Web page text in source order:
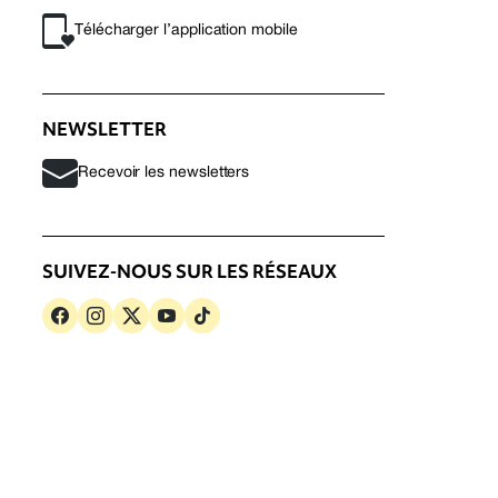
Télécharger l’application mobile
NEWSLETTER
Recevoir les newsletters
SUIVEZ-NOUS SUR LES RÉSEAUX